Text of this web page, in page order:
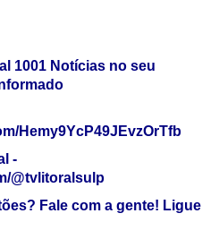
1001 Notícias no seu
Hemy9YcP49JEvzOrTfb
-
@tvlitoralsulp
Fale com a gente! Ligue